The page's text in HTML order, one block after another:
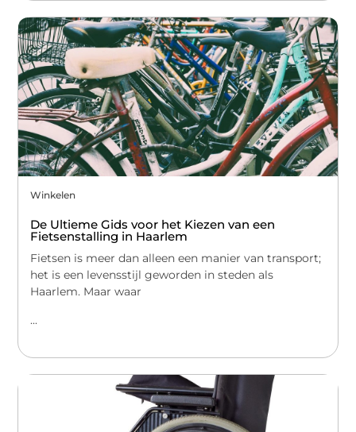
Winkelen
De Ultieme Gids voor het Kiezen van een
Fietsenstalling in Haarlem
Fietsen is meer dan alleen een manier van transport;
het is een levensstijl geworden in steden als
Haarlem. Maar waar
...